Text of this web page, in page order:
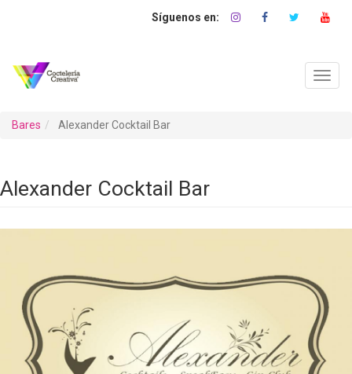
Bares Alexander Cocktail Bar
Alexander Cocktail Bar